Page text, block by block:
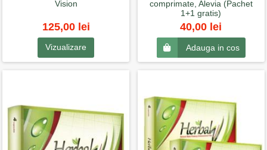
Vision
125,00 lei
Vizualizare
comprimate, Alevia (Pachet
1+1 gratis)
40,00 lei
Adauga in cos